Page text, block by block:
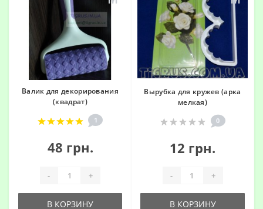
Валик для декорирования
(квадрат)
1
48 грн.
- +
В КОРЗИНУ
Вырубка для кружев (арка
мелкая)
0
12 грн.
- +
В КОРЗИНУ